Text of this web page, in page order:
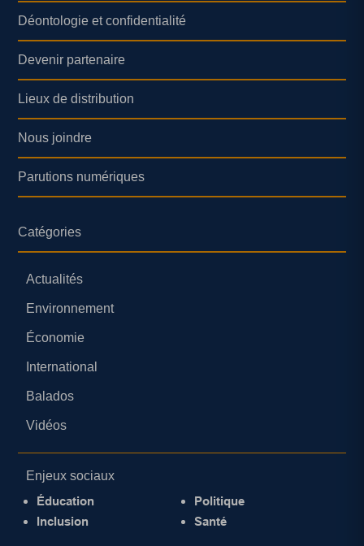
Déontologie et confidentialité
Devenir partenaire
Lieux de distribution
Nous joindre
Parutions numériques
Catégories
Actualités
Environnement
Économie
International
Balados
Vidéos
Enjeux sociaux
Éducation
Inclusion
Politique
Santé